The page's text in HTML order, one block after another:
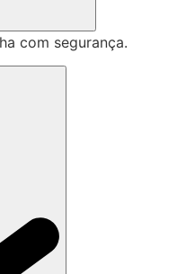
com segurança.